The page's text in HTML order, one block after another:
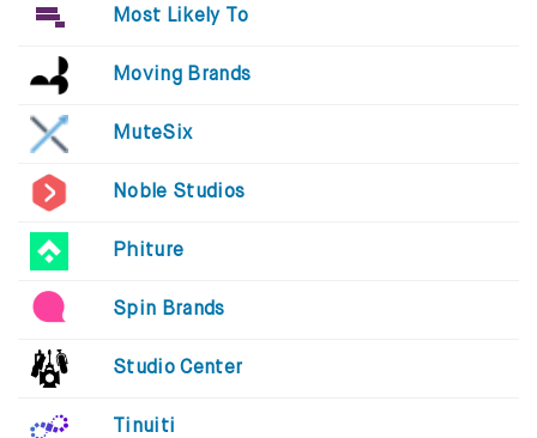
Most Likely To
Moving Brands
MuteSix
Noble Studios
Phiture
Spin Brands
Studio Center
Tinuiti